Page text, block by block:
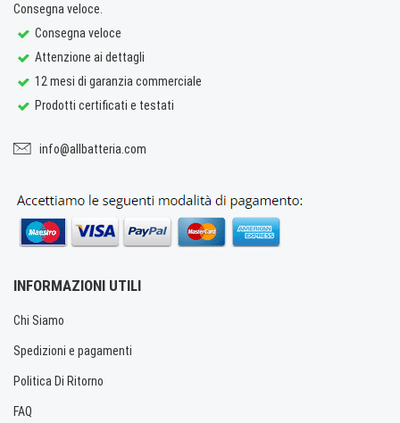
Consegna veloce.
Consegna veloce
Attenzione ai dettagli
12 mesi di garanzia commerciale
Prodotti certificati e testati
info@allbatteria.com
INFORMAZIONI UTILI
Chi Siamo
Spedizioni e pagamenti
Politica Di Ritorno
FAQ